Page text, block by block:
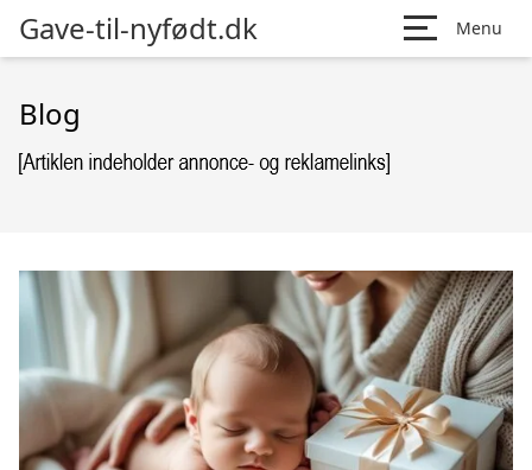
Gave-til-nyfødt.dk Menu
Blog